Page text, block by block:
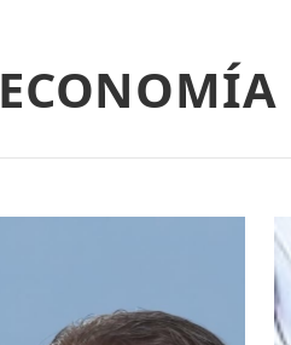
ECONOMÍA